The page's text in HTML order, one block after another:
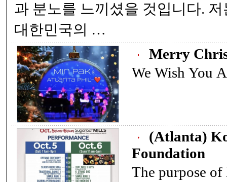
과 분노를 느끼셨을 것입니다.
대한민국의 …
Merry
We Wish You
(Atlanta)
Foundation
The purpose